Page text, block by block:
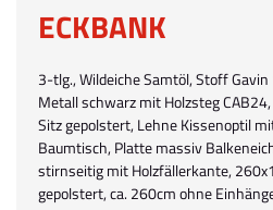
ECKBANK
3-tlg., Wildeiche Samtöl, Stoff
Metall schwarz mit Holzsteg
Sitz gepolstert, Lehne Kissenoptil
Baumtisch, Platte massiv
stirnseitig mit Holzfällerkante,
gepolstert, ca. 260cm ohne